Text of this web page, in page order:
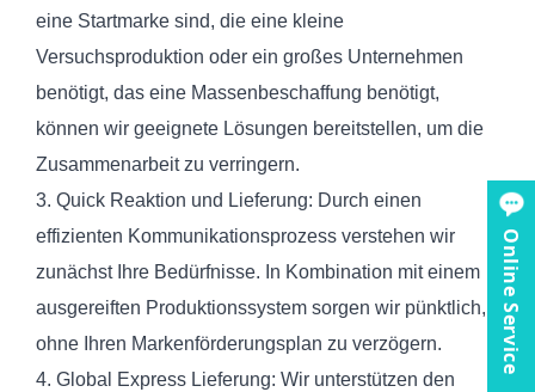
eine Startmarke sind, die eine kleine
Versuchsproduktion oder ein großes Unternehmen
benötigt, das eine Massenbeschaffung benötigt,
können wir geeignete Lösungen bereitstellen, um die
Zusammenarbeit zu verringern.
3. Quick Reaktion und Lieferung: Durch einen
effizienten Kommunikationsprozess verstehen wir
zunächst Ihre Bedürfnisse. In Kombination mit einem
ausgereiften Produktionssystem sorgen wir pünktlich,
ohne Ihren Markenförderungsplan zu verzögern.
4. Global Express Lieferung: Wir unterstützen den
Online Service